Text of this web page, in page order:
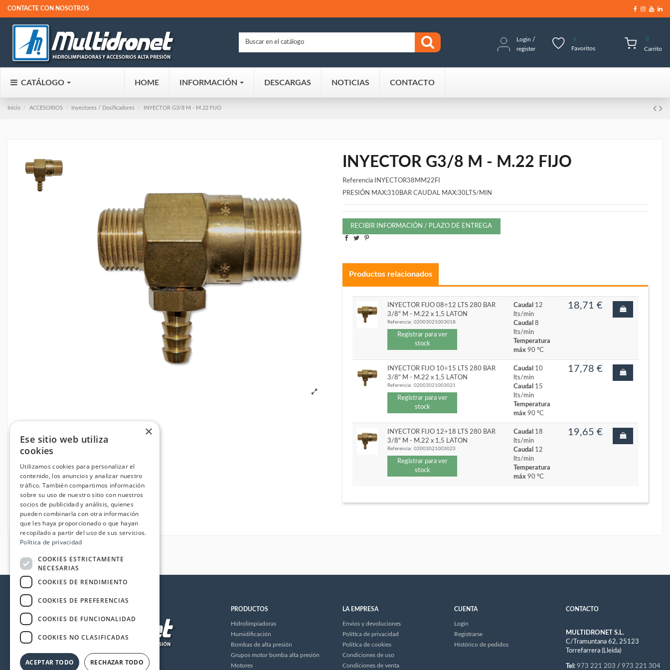
CONTACTE CON NOSOTROS
Login /
register
0
Favoritos
0
Carrito
CATÁLOGO HOME INFORMACIÓN DESCARGAS NOTICIAS CONTACTO
Inicio ACCESORIOS Inyectores / Dosificadores INYECTOR G3/8 M - M.22 FIJO
INYECTOR G3/8 M - M.22 FIJO
Referencia
INYECTOR38MM22FI
PRESIÓN MAX:310BAR CAUDAL MAX:30LTS/MIN
RECIBIR INFORMACIÓN / PLAZO DE ENTREGA
Productos relacionados
INYECTOR FIJO 08÷12 LTS 280 BAR
3/8" M - M.22 x 1,5 LATON
Referencia:02003021003018
Registrar para ver
stock
Caudal
12
lts/min
Caudal 8
lts/min
Temperatura
máx 90 ºC
18,71 €
INYECTOR FIJO 10÷15 LTS 280 BAR
3/8" M - M.22 x 1,5 LATON
Referencia:02003021003021
Registrar para ver
stock
Caudal
10
lts/min
Caudal
15
lts/min
Temperatura
máx 90 ºC
17,78 €
INYECTOR FIJO 12÷18 LTS 280 BAR
3/8" M - M.22 x 1,5 LATON
Referencia:02003021003023
Registrar para ver
stock
Caudal
18
lts/min
Caudal
12
lts/min
Temperatura
máx 90 ºC
19,65 €
PRODUCTOS
Hidrolimpiadoras
Humidificación
Bombas de alta presión
Grupos motor bomba alta presión
Motores
LA EMPRESA
Envios y devoluciones
Política de privacidad
Política de cookies
Condiciones de uso
Condiciones de venta
CUENTA
Login
Registrarse
Histórico de pedidos
CONTACTO
MULTIDRONET S.L.
C/Tramuntana 62, 25123
Torrefarrera (Lleida)
Tel: 973 221 203 / 973 221 304
×
Ese sitio web utiliza
cookies
Utilizamos cookies para personalizar el
contenido, los anuncios y analizar nuestro
tráfico. También compartimos información
sobre su uso de nuestro sitio con nuestros
socios de publicidad y análisis, quienes
pueden combinarla con otra información
que les haya proporcionado o que hayan
recopilado a partir del uso de sus servicios.
Política de privacidad
COOKIES ESTRICTAMENTE
NECESARIAS
COOKIES DE RENDIMIENTO
COOKIES DE PREFERENCIAS
COOKIES DE FUNCIONALIDAD
COOKIES NO CLASIFICADAS
ACEPTAR TODO RECHAZAR TODO